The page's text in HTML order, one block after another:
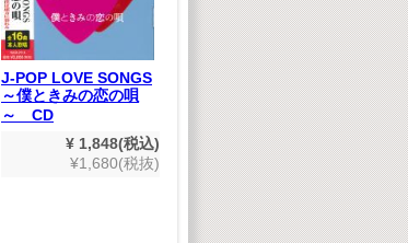
J-POP LOVE SONGS
～僕ときみの恋の唄
～ CD
¥ 1,848(税込)
¥1,680(税抜)
J-POP LOVE SONGS
～私とあなたの愛の唄
～ CD
¥ 1,848(税込)
¥1,680(税抜)
の